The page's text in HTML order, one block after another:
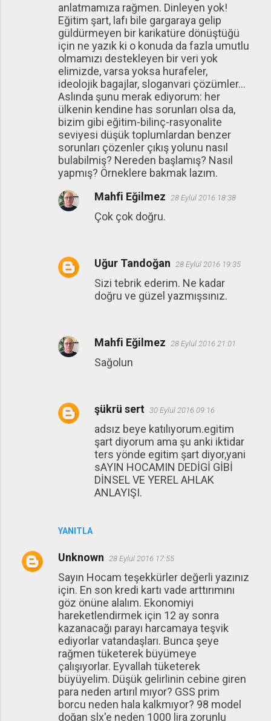
anlatmamıza rağmen. Dinleyen yok!
Eğitim şart, lafı bile gargaraya gelip
güldürmeyen bir karikatüre dönüştüğü
için ne yazık ki o konuda da fazla umutlu
olmamızı destekleyen bir veri yok
elimizde, varsa yoksa hurafeler,
ideolojik bagajlar, sloganvari çözümler...
Aslında şunu merak ediyorum: her
ülkenin kendine has sorunları olsa da,
bizim gibi eğitim-bilinç-rasyonalite
seviyesi düşük toplumlardan benzer
sorunları çözenler çıkış yolunu nasıl
bulabilmiş? Nereden başlamış? Nasıl
yapmış? Örneklere bakmak lazım.
YANITLA
Mahfi Eğilmez 28 Eylül 2016 18:38
Çok çok doğru.
Uğur Tandoğan 28 Eylül 2016 19:35
Sizi tebrik ederim. Ne kadar
doğru ve güzel yazmışsınız.
Mahfi Eğilmez 28 Eylül 2016 21:01
Sağolun
şükrü sert 30 Eylül 2016 09:16
adsız beye katılıyorum.egitim
şart diyorum ama şu anki iktidar
ters yönde egitim şart diyor,yani
sAYIN HOCAMIN DEDİGİ GİBİ
DİNSEL VE YEREL AHLAK
ANLAYIŞI.
Unknown 28 Eylül 2016 17:55
Sayın Hocam teşekkürler değerli yazınız
için. En son kredi kartı vade arttırımını
göz önüne alalım. Ekonomiyi
hareketlendirmek için 12 ay sonra
kazanacağı parayı harcamaya teşvik
ediyorlar vatandaşları. Bunca şeye
rağmen tüketerek büyümeye
çalışıyorlar. Eyvallah tüketerek
büyüyelim. Düşük gelirlinin cebine giren
para neden artırıl mıyor? GSS prim
borcu neden hala kalkmıyor? 98 model
doğan slx'e neden 1000 lira zorunlu